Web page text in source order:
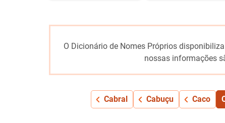
O Dicionário de Nomes Próprios
nossas informações
Cabral Cabuçu Caco